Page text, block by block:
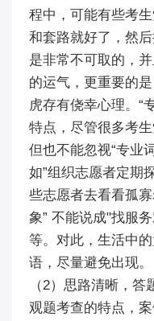
程中，可能有些考
和套路就好了，然
是非常不可取的，
的运气，更重要的
虎存有侥幸心理。“
特点，尽管很多考生
但也不能忽视“专业
如”组织志愿者定期
些志愿者去看看孤
象” 不能说成"找服
等。对此，生活中
语，尽量避免出现。
（2）思路清晰，
观题考查的特点，